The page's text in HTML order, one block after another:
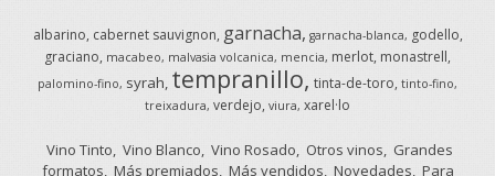
albarino cabernet sauvignon garnacha garnacha-blanca
godello
graciano macabeo malvasia volcanica mencia merlot monastrell
palomino-fino syrah tempranillo tinta-de-toro tinto-fino
treixadura verdejo viura xarel·lo
Vino Tinto Vino Blanco Vino Rosado Otros vinos Grandes
formatos Más premiados Más vendidos Novedades Para